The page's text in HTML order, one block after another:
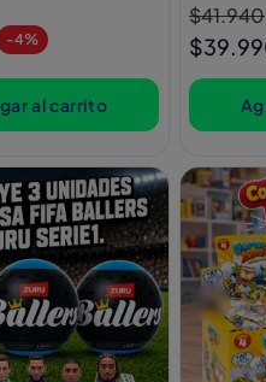
-4%
al carrito
Precio
habitual
$41.940
Precio
de
oferta